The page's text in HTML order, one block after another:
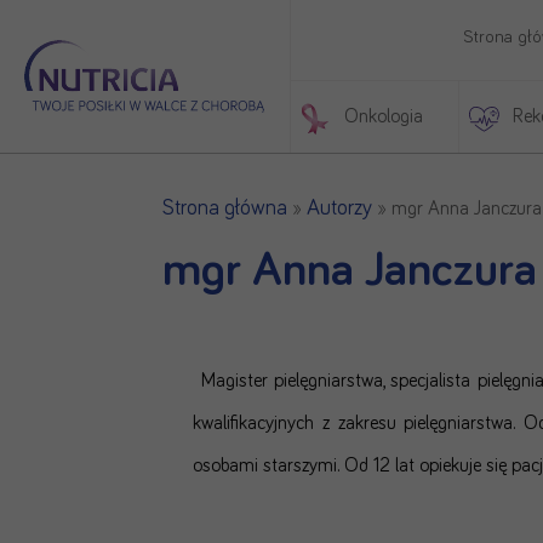
Strona
Onkologia
Strona główna » Autorzy » mgr Anna Janczura
mgr Anna Janczura
Magister pielęgniarstwa, specjalista
kwalifikacyjnych z zakresu pielęgniarstwa.
osobami starszymi. Od 12 lat opiekuje się